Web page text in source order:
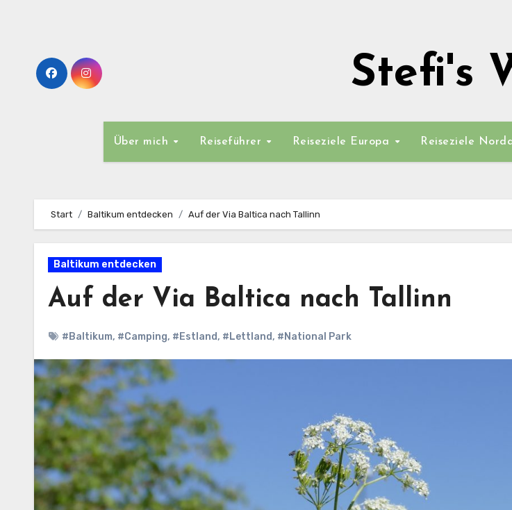
Stefi's
Über mich Reiseführer Reiseziele Europa Reiseziele
Start Baltikum entdecken Auf der Via Baltica nach Tallinn
Baltikum entdecken
Auf der Via Baltica nach Tallinn
#Baltikum, #Camping, #Estland, #Lettland, #National Park